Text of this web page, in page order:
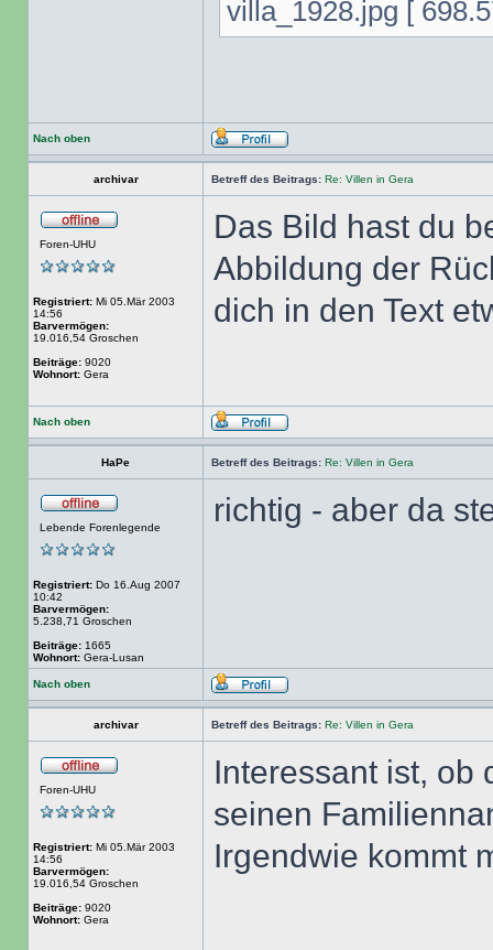
villa_1928.jpg [
Nach oben
archivar Betreff des Beitrags: Re: Villen in Gera
Foren-UHU
Registriert: Mi 05.Mär 2003
14:56
Barvermögen:
19.016,54 Groschen
Beiträge: 9020
Wohnort: Gera
Das Bild hast du
Abbildung der
dich in den Text
Nach oben
HaPe Betreff des Beitrags: Re: Villen in Gera
Lebende Forenlegende
Registriert: Do 16.Aug 2007
10:42
Barvermögen:
5.238,71 Groschen
Beiträge: 1665
Wohnort: Gera-Lusan
richtig - aber da
Nach oben
archivar Betreff des Beitrags: Re: Villen in Gera
Foren-UHU
Registriert: Mi 05.Mär 2003
14:56
Barvermögen:
19.016,54 Groschen
Beiträge: 9020
Wohnort: Gera
Interessant ist, ob
seinen
Irgendwie kommt